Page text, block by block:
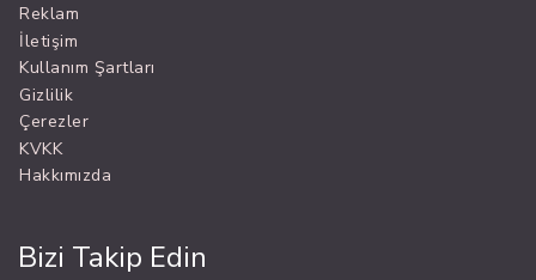
Reklam
İletişim
Kullanım Şartları
Gizlilik
Çerezler
KVKK
Hakkımızda
Bizi Takip Edin